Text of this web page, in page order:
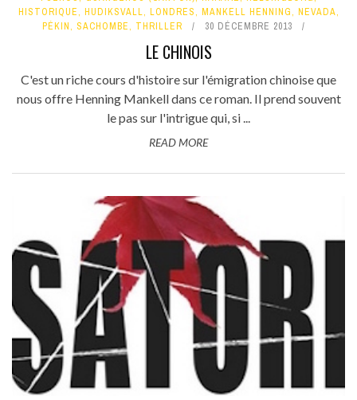
HISTORIQUE, HUDIKSVALL, LONDRES, MANKELL HENNING, NEVADA,
PÉKIN, SACHOMBE, THRILLER 30 DÉCEMBRE 2013
LE CHINOIS
C'est un riche cours d'histoire sur l'émigration chinoise que
nous offre Henning Mankell dans ce roman. Il prend souvent
le pas sur l'intrigue qui, si ...
READ MORE